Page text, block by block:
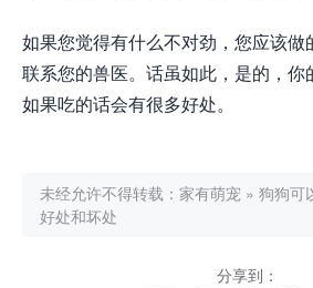
如果您觉得有什么不对劲，您应该做
联系您的兽医。话虽如此，是的，你
如果吃的话会有很多好处。
未经允许不得转载： 家有萌宠 » 狗狗可
好处和坏处
分享到：